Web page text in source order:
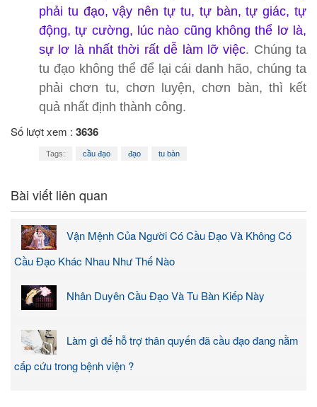
phải tu đạo, vậy nên tự tu, tự bàn, tự giác, tự
động, tự cường, lúc nào cũng không thể lơ là,
sự lơ là nhất thời rất dễ làm lỡ việc. Chúng ta
tu đạo không thể để lại cái danh hão, chúng ta
phải chơn tu, chơn luyện, chơn bàn, thì kết
quả nhất định thành công.
Số lượt xem : 3636
Tags: cầu đạo đạo tu bàn
Bài viết liên quan
Vận Mệnh Của Người Có Cầu Đạo Và Không Có
Cầu Đạo Khác Nhau Như Thế Nào
Nhân Duyên Cầu Đạo Và Tu Bàn Kiếp Này
Làm gì để hỗ trợ thân quyến đã cầu đạo đang nằm
cấp cứu trong bệnh viện ?